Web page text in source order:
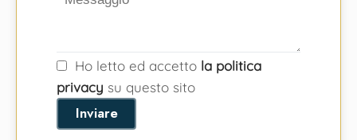
Ho letto ed accetto la politica
privacy su questo sito
Inviare